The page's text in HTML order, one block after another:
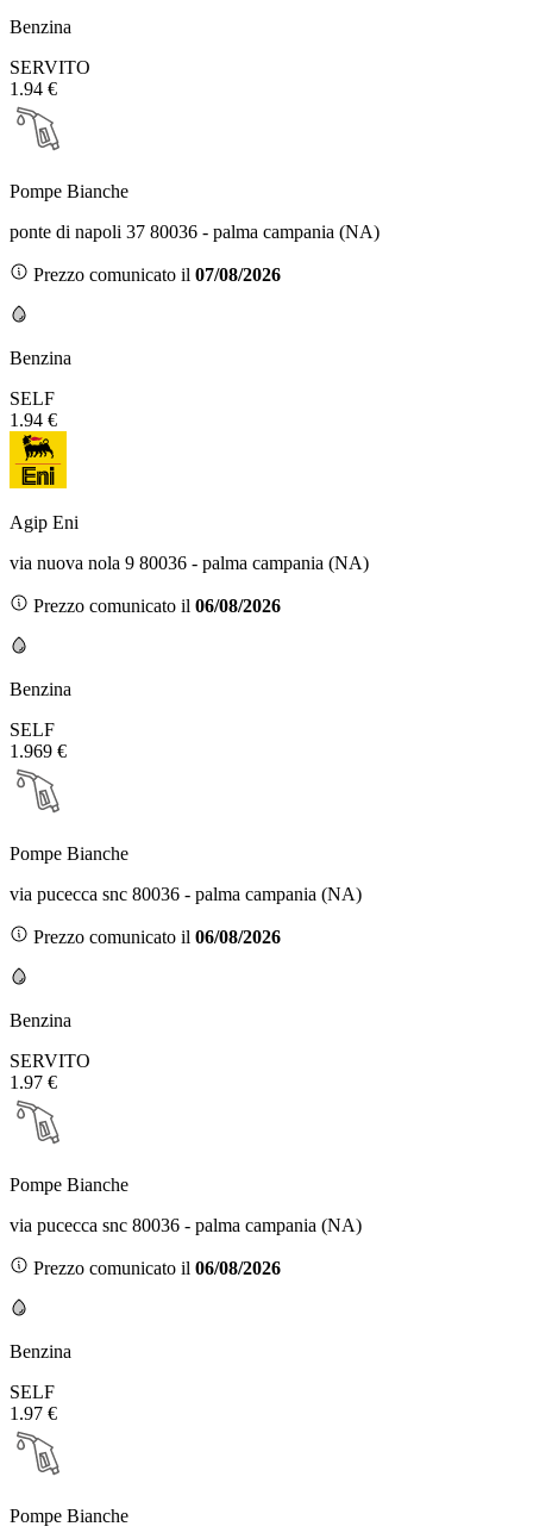
Benzina
SERVITO
1.94 €
Pompe Bianche
ponte di napoli 37 80036 - palma campania (NA)
Prezzo comunicato il 07/08/2026
Benzina
SELF
1.94 €
Agip Eni
via nuova nola 9 80036 - palma campania (NA)
Prezzo comunicato il 06/08/2026
Benzina
SELF
1.969 €
Pompe Bianche
via pucecca snc 80036 - palma campania (NA)
Prezzo comunicato il 06/08/2026
Benzina
SERVITO
1.97 €
Pompe Bianche
via pucecca snc 80036 - palma campania (NA)
Prezzo comunicato il 06/08/2026
Benzina
SELF
1.97 €
Pompe Bianche